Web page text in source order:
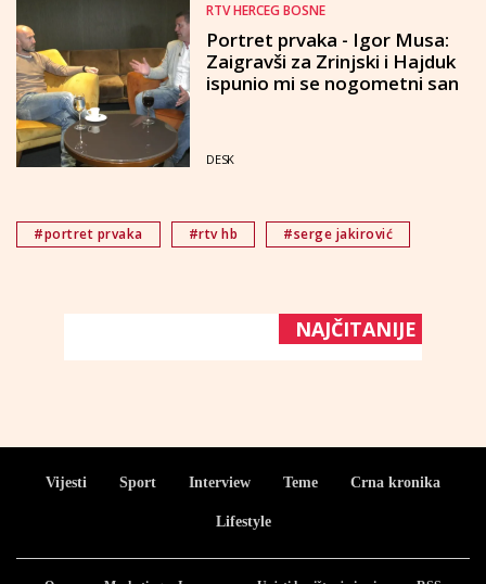
RTV HERCEG BOSNE
Portret prvaka - Igor Musa:
Zaigravši za Zrinjski i Hajduk
ispunio mi se nogometni san
DESK
#portret prvaka #rtv hb #serge jakirović
NAJČITANIJE
Vijesti Sport Interview Teme Crna kronika
Lifestyle